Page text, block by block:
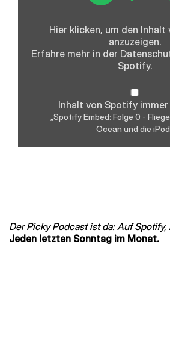
Hier klicken, um den
anzuzeigen.
Erfahre mehr in der
Spotify.
Inhalt von Spotify immer
„Spotify Embed: Folge 0 -
Ocean und die
Der Picky Podcast ist da: Auf
Jeden letzten Sonntag im Monat.